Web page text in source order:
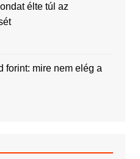
élte túl az
forint: mire nem elég a